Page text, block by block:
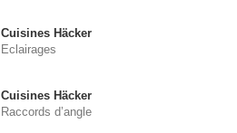
Cuisines Häcker
Eclairages
Cuisines Häcker
Raccords d’angle